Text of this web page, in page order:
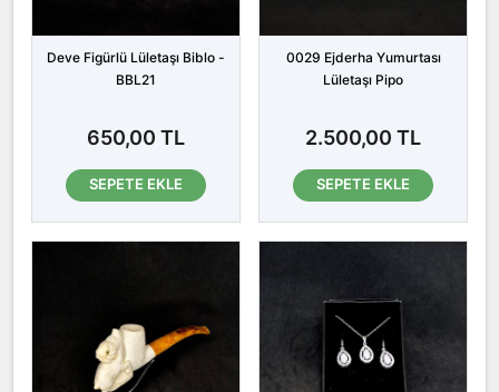
Deve Figürlü Lületaşı Biblo -
BBL21
650,00 TL
SEPETE EKLE
0029 Ejderha Yumurtası
Lületaşı Pipo
2.500,00 TL
SEPETE EKLE